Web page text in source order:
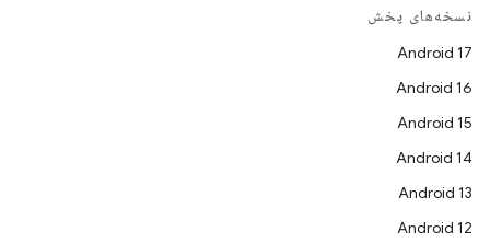
نسخه‌های پخش
Android 17
Android 16
Android 15
Android 14
Android 13
Android 12